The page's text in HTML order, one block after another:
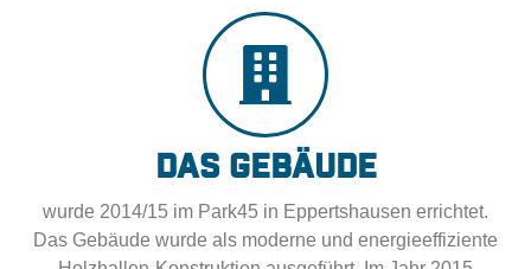
Das Gebäude
wurde 2014/15 im Park45 in Eppertshausen errichtet.
Das Gebäude wurde als moderne und energieeffiziente